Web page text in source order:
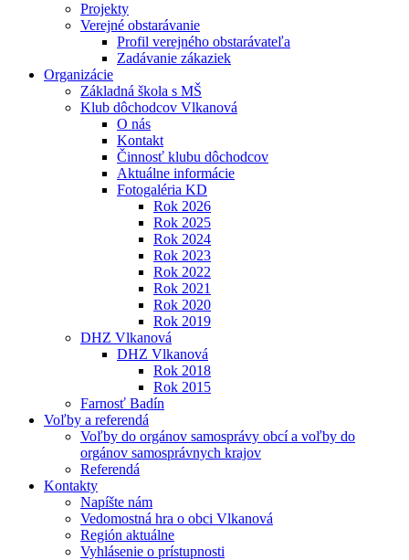
Projekty
Verejné obstarávanie
Profil verejného obstarávateľa
Zadávanie zákaziek
Organizácie
Základná škola s MŠ
Klub dôchodcov Vlkanová
O nás
Kontakt
Činnosť klubu dôchodcov
Aktuálne informácie
Fotogaléria KD
Rok 2026
Rok 2025
Rok 2024
Rok 2023
Rok 2022
Rok 2021
Rok 2020
Rok 2019
DHZ Vlkanová
DHZ Vlkanová
Rok 2018
Rok 2015
Farnosť Badín
Voľby a referendá
Voľby do orgánov samosprávy obcí a voľby do
orgánov samosprávnych krajov
Referendá
Kontakty
Napíšte nám
Vedomostná hra o obci Vlkanová
Región aktuálne
Vyhlásenie o prístupnosti